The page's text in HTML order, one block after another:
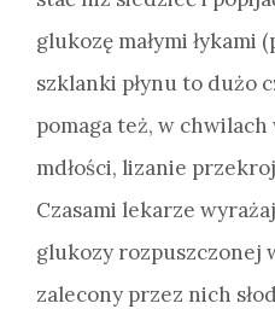
glukozę małymi łykami
szklanki płynu to dużo
pomaga też, w
mdłości, lizanie
Czasami lekarze
glukozy rozpuszczonej
zalecony przez nich